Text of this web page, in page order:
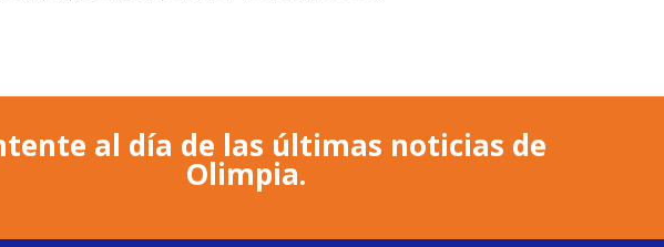
al día de las últimas noticias de
Olimpia.